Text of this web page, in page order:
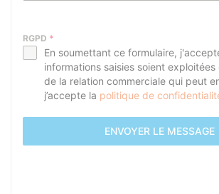
RGPD *
En soumettant ce formulaire,
informations saisies soient
de la relation commerciale qui peut
j’accepte la politique de
ENVOYER LE MESSAGE